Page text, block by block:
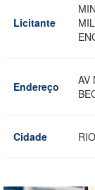
Licitante
Endereço
AV
Cidade